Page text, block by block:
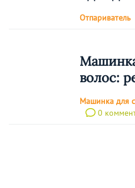
Отпариватель
волос:
Машинка для
0